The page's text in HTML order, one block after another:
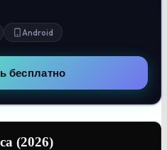
Android
бесплатно
(2026)